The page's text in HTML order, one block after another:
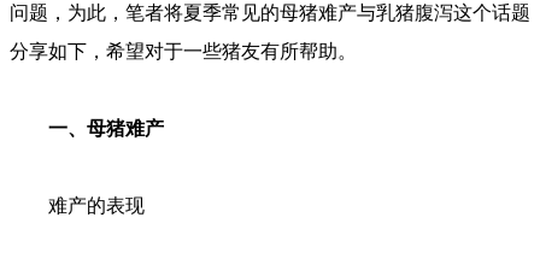
问题，为此，笔者将夏季常见的母猪难产与乳猪腹泻这个话题
分享如下，希望对于一些猪友有所帮助。
一、母猪难产
难产的表现